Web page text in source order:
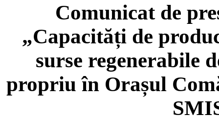
Comunicat de
„Capacități de
surse regenerabile
propriu în Orașul